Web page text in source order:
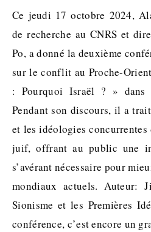
Ce jeudi 17 octobre 2024, Alain Dieckhoff, directeur
de recherche au CNRS et
Po, a donné la deuxième
sur le conflit au Proche-
: Pourquoi Israël ? » dans
Pendant son discours, il a
et les idéologies
juif, offrant au public une
s’avérant nécessaire pour
mondiaux actuels. Auteur:
Sionisme et les Premières
conférence, c’est encore un